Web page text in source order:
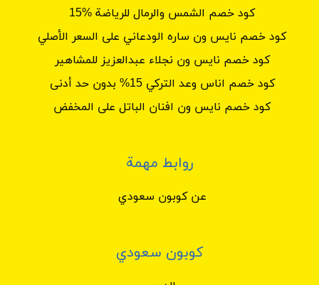
كود خصم الشمس والرمال للرياضة %15
كود خصم نايس ون ساره الودعاني على السعر الأصلي
كود خصم نايس ون نجلاء عبدالعزيز للمشاهير
كود خصم اناس وعد التركي 15% بدون حد أدنى
كود خصم نايس ون افنان الباتل على المخفض
روابط مهمة
عن كوبون سعودي
كوبون سعودي